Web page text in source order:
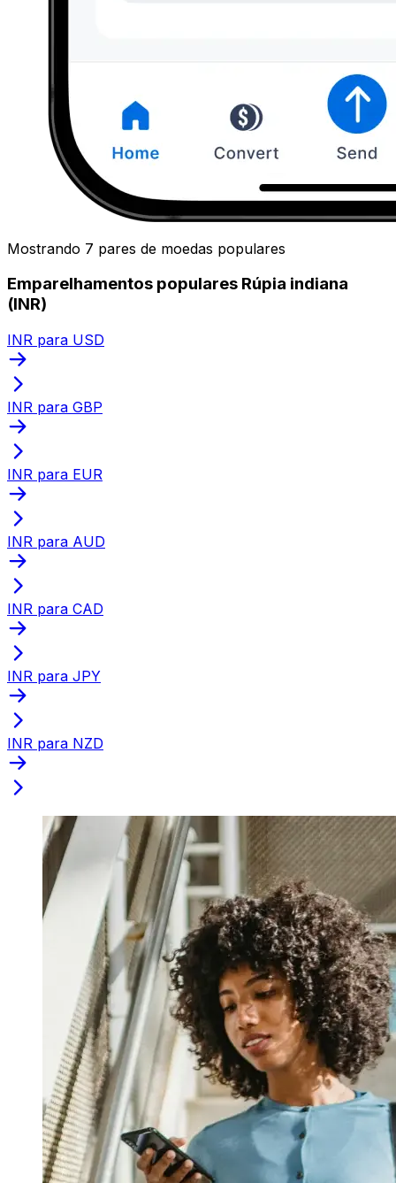
Mostrando 7 pares de moedas populares
Emparelhamentos populares Rúpia indiana
(INR)
INR para USD
INR para GBP
INR para EUR
INR para AUD
INR para CAD
INR para JPY
INR para NZD